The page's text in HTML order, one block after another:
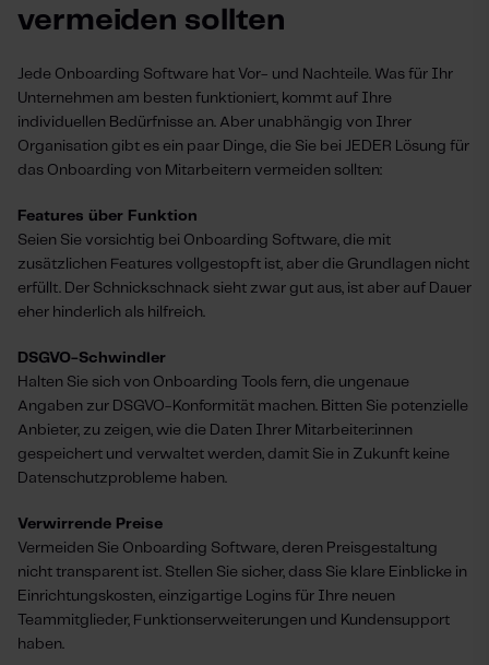
vermeiden sollten
Jede Onboarding Software hat Vor- und Nachteile. Was für Ihr
Unternehmen am besten funktioniert, kommt auf Ihre
individuellen Bedürfnisse an. Aber unabhängig von Ihrer
Organisation gibt es ein paar Dinge, die Sie bei JEDER Lösung für
das Onboarding von Mitarbeitern vermeiden sollten:
Features über Funktion
Seien Sie vorsichtig bei Onboarding Software, die mit
zusätzlichen Features vollgestopft ist, aber die Grundlagen nicht
erfüllt. Der Schnickschnack sieht zwar gut aus, ist aber auf Dauer
eher hinderlich als hilfreich.
DSGVO-Schwindler
Halten Sie sich von Onboarding Tools fern, die ungenaue
Angaben zur DSGVO-Konformität machen. Bitten Sie potenzielle
Anbieter, zu zeigen, wie die Daten Ihrer Mitarbeiter:innen
gespeichert und verwaltet werden, damit Sie in Zukunft keine
Datenschutzprobleme haben.
Verwirrende Preise
Vermeiden Sie Onboarding Software, deren Preisgestaltung
nicht transparent ist. Stellen Sie sicher, dass Sie klare Einblicke in
Einrichtungskosten, einzigartige Logins für Ihre neuen
Teammitglieder, Funktionserweiterungen und Kundensupport
haben.